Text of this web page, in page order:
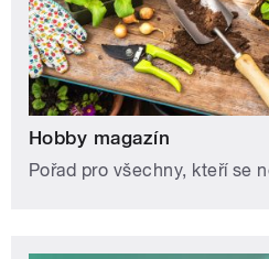
Hobby magazín
Pořad pro všechny, kteří se